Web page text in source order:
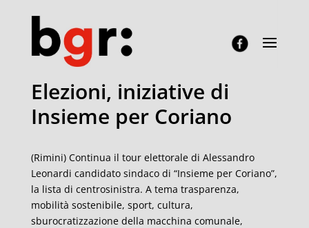
Elezioni, iniziative di
Insieme per Coriano
(Rimini) Continua il tour elettorale di Alessandro
Leonardi candidato sindaco di “Insieme per Coriano”,
la lista di centrosinistra. A tema trasparenza,
mobilità sostenibile, sport, cultura,
sburocratizzazione della macchina comunale,